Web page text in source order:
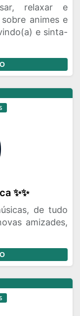
relaxar e
animes e
e sinta-
✨✨
de tudo
amizades,